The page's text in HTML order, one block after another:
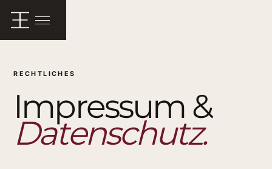
Menü öffnen
RECHTLICHES
Impressum &
Datenschutz.